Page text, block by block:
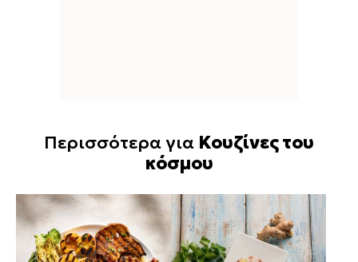
Περισσότερα για Κουζίνες του
κόσμου